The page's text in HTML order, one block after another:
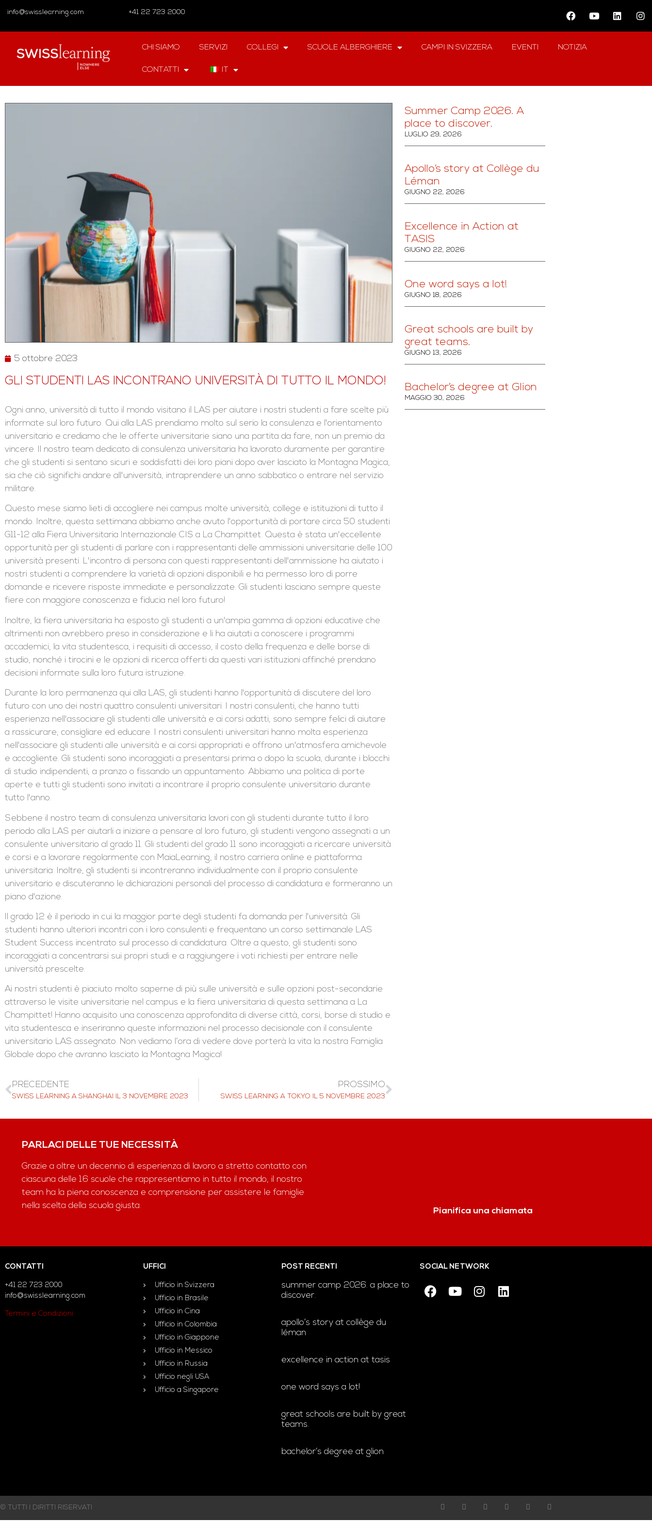
info@swisslearning.com +41 22 723 2000
CHI SIAMO SERVIZI COLLEGI SCUOLE ALBERGHIERE CAMPI IN SVIZZERA EVENTI NOTIZIA
CONTATTI IT
5 ottobre 2023
GLI STUDENTI LAS INCONTRANO UNIVERSITÀ DI TUTTO IL MONDO!
Ogni anno, università di tutto il mondo visitano il LAS per aiutare i nostri studenti a fare scelte più
informate sul loro futuro. Qui alla LAS prendiamo molto sul serio la consulenza e l'orientamento
universitario e crediamo che le offerte universitarie siano una partita da fare, non un premio da
vincere. Il nostro team dedicato di consulenza universitaria ha lavorato duramente per garantire
che gli studenti si sentano sicuri e soddisfatti dei loro piani dopo aver lasciato la Montagna Magica,
sia che ciò significhi andare all'università, intraprendere un anno sabbatico o entrare nel servizio
militare.
Questo mese siamo lieti di accogliere nei campus molte università, college e istituzioni di tutto il
mondo. Inoltre, questa settimana abbiamo anche avuto l'opportunità di portare circa 50 studenti
G11-12 alla Fiera Universitaria Internazionale CIS a La Champittet. Questa è stata un'eccellente
opportunità per gli studenti di parlare con i rappresentanti delle ammissioni universitarie delle 100
università presenti. L'incontro di persona con questi rappresentanti dell'ammissione ha aiutato i
nostri studenti a comprendere la varietà di opzioni disponibili e ha permesso loro di porre
domande e ricevere risposte immediate e personalizzate. Gli studenti lasciano sempre queste
fiere con maggiore conoscenza e fiducia nel loro futuro!
Inoltre, la fiera universitaria ha esposto gli studenti a un'ampia gamma di opzioni educative che
altrimenti non avrebbero preso in considerazione e li ha aiutati a conoscere i programmi
accademici, la vita studentesca, i requisiti di accesso, il costo della frequenza e delle borse di
studio, nonché i tirocini e le opzioni di ricerca offerti da questi vari istituzioni affinché prendano
decisioni informate sulla loro futura istruzione.
Durante la loro permanenza qui alla LAS, gli studenti hanno l'opportunità di discutere del loro
futuro con uno dei nostri quattro consulenti universitari. I nostri consulenti, che hanno tutti
esperienza nell'associare gli studenti alle università e ai corsi adatti, sono sempre felici di aiutare
a rassicurare, consigliare ed educare. I nostri consulenti universitari hanno molta esperienza
nell'associare gli studenti alle università e ai corsi appropriati e offrono un'atmosfera amichevole
e accogliente. Gli studenti sono incoraggiati a presentarsi prima o dopo la scuola, durante i blocchi
di studio indipendenti, a pranzo o fissando un appuntamento. Abbiamo una politica di porte
aperte e tutti gli studenti sono invitati a incontrare il proprio consulente universitario durante
tutto l'anno.
Sebbene il nostro team di consulenza universitaria lavori con gli studenti durante tutto il loro
periodo alla LAS per aiutarli a iniziare a pensare al loro futuro, gli studenti vengono assegnati a un
consulente universitario al grado 11. Gli studenti del grado 11 sono incoraggiati a ricercare università
e corsi e a lavorare regolarmente con MaiaLearning, il nostro carriera online e piattaforma
universitaria. Inoltre, gli studenti si incontreranno individualmente con il proprio consulente
universitario e discuteranno le dichiarazioni personali del processo di candidatura e formeranno un
piano d'azione.
Il grado 12 è il periodo in cui la maggior parte degli studenti fa domanda per l'università. Gli
studenti hanno ulteriori incontri con i loro consulenti e frequentano un corso settimanale LAS
Student Success incentrato sul processo di candidatura. Oltre a questo, gli studenti sono
incoraggiati a concentrarsi sui propri studi e a raggiungere i voti richiesti per entrare nelle
università prescelte.
Ai nostri studenti è piaciuto molto saperne di più sulle università e sulle opzioni post-secondarie
attraverso le visite universitarie nel campus e la fiera universitaria di questa settimana a La
Champittet! Hanno acquisito una conoscenza approfondita di diverse città, corsi, borse di studio e
vita studentesca e inseriranno queste informazioni nel processo decisionale con il consulente
universitario LAS assegnato. Non vediamo l’ora di vedere dove porterà la vita la nostra Famiglia
Globale dopo che avranno lasciato la Montagna Magica!
PRECEDENTE
SWISS LEARNING A SHANGHAI IL 3 NOVEMBRE 2023
PROSSIMO
SWISS LEARNING A TOKYO IL 5 NOVEMBRE 2023
Summer Camp 2026. A
place to discover.
LUGLIO 29, 2026
Apollo’s story at Collège du
Léman
GIUGNO 22, 2026
Excellence in Action at
TASIS
GIUGNO 22, 2026
One word says a lot!
GIUGNO 18, 2026
Great schools are built by
great teams.
GIUGNO 13, 2026
Bachelor’s degree at Glion
MAGGIO 30, 2026
PARLACI DELLE TUE NECESSITÀ
Grazie a oltre un decennio di esperienza di lavoro a stretto contatto con
ciascuna delle 16 scuole che rappresentiamo in tutto il mondo, il nostro
team ha la piena conoscenza e comprensione per assistere le famiglie
nella scelta della scuola giusta.
Pianifica una chiamata
CONTATTI
+41 22 723 2000
info@swisslearning.com
Termini e Condizioni
UFFICI
Ufficio in Svizzera
Ufficio in Brasile
Ufficio in Cina
Ufficio in Colombia
Ufficio in Giappone
Ufficio in Messico
Ufficio in Russia
Ufficio negli USA
Ufficio a Singapore
POST RECENTI
summer camp 2026. a place to
discover.
apollo’s story at collège du
léman
excellence in action at tasis
one word says a lot!
great schools are built by great
teams.
bachelor’s degree at glion
SOCIAL NETWORK
© TUTTI I DIRITTI RISERVATI